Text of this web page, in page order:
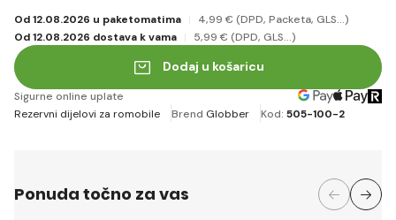
Od 12.08.2026 u paketomatima 4,99 € (DPD, Packeta, GLS...)
Od 12.08.2026 dostava k vama
5,99 € (DPD, GLS...)
Dodaj u košaricu
Sigurne online uplate
Rezervni dijelovi za romobile
Brend Globber Kod: 505-100-2
Ponuda točno za vas